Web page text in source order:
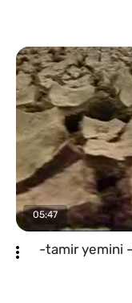
05:47
tamir yemini -moving to yedidya frenkel-